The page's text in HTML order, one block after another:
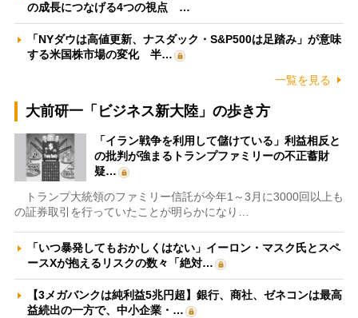
の成長につなげる4つの視点 …
「NYダウは高値更新、ナスダック・S&P500は足踏み」が意味
する米国株市場の変化 半…
一覧を見る
大前研一「ビジネス新大陸」の歩き方
「イラン戦争を利用して儲けている」利益相反と
の批判が強まるトランプファミリーの不正蓄財
疑…
トランプ大統領のファミリー信託が今年1～3月に3000回以上も
の証券取引を行っていたことが明らかになり…
「いつ暴発してもおかしくはない」イーロン・マスク氏とスペ
ースXが抱えるリスクの数々「絶対…
【3メガバンクは純利益5兆円超】銀行、商社、ゼネコンは最高
益続出の一方で、中小企業・…